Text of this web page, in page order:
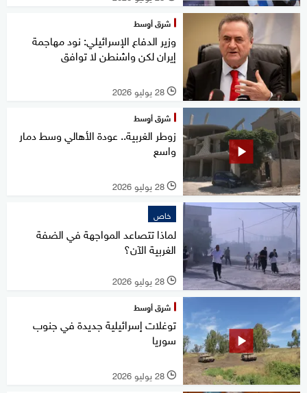
شرق أوسط
وزير الدفاع الإسرائيلي: نود مهاجمة
إيران لكن واشنطن لا توافق
l 28 يوليو 2026
شرق أوسط
زوطر الغربية.. عودة الأهالي وسط دمار
واسع
l 28 يوليو 2026
خاص
لماذا تتصاعد المواجهة في الضفة
الغربية الآن؟
l 28 يوليو 2026
شرق أوسط
توغلات إسرائيلية جديدة في جنوب
سوريا
l 28 يوليو 2026